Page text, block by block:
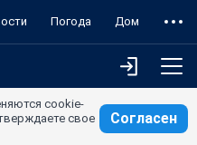
Погода Дом
cookie-
свое
Согласен